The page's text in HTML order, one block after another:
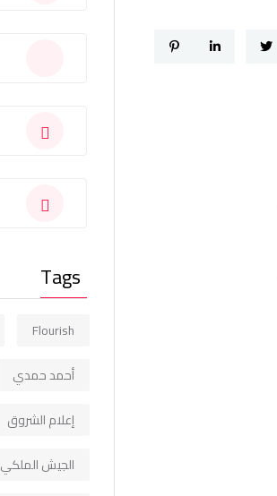
Tags
Flourish
أحمد حمدي
إعلام الشروق
الجيش الملكي